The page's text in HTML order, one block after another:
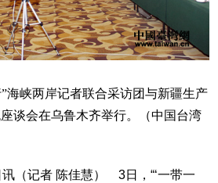
”海峡两岸记者联合采访团与新疆生产
谈会在乌鲁木齐举行。（中国台湾
记者 陈佳慧） 3日，“‘一带一